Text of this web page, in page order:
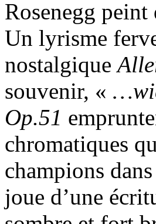
Rosenegg peint
Un lyrisme
nostalgique
souvenir, «
Op.51
chromatiques
champions
joue d’une